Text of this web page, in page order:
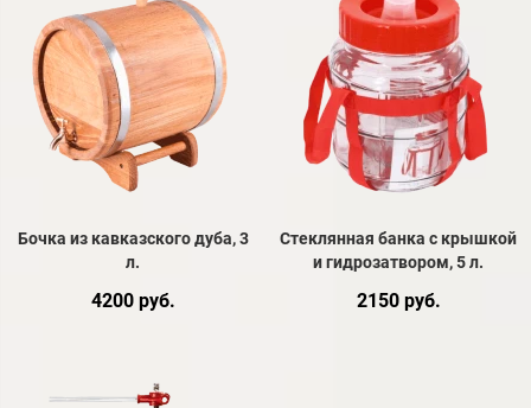
Бочка из кавказского дуба, 3
л.
4200 руб.
Стеклянная банка с крышкой
и гидрозатвором, 5 л.
2150 руб.